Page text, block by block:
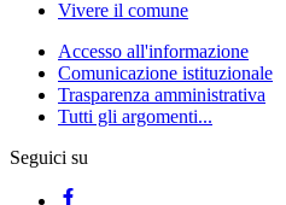
Vivere il comune
Accesso all'informazione
Comunicazione istituzionale
Trasparenza amministrativa
Tutti gli argomenti...
Seguici su